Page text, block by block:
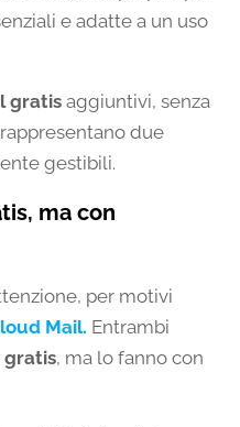
e adatte a un uso
gratisaggiuntivi, senza
due
gestibili.
ma con
per motivi
Mail. Entrambi
gratis, ma lo fanno con